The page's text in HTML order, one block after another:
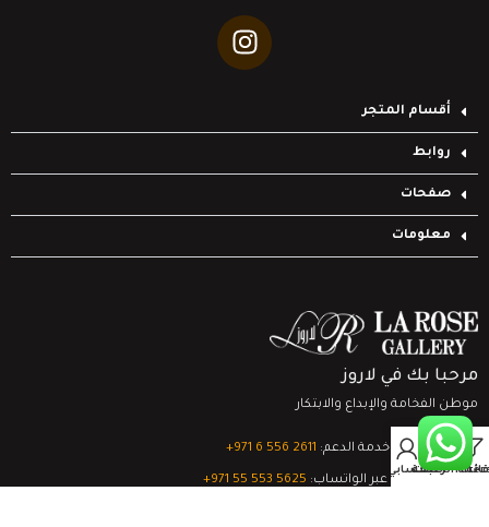
أقسام المتجر
روابط
صفحات
معلومات
مرحبا بك في لاروز
موطن الفخامة والإبداع والابتكار
تواصل مع خدمة الدعم: ‎+971 6 556 2611
الدعم الفني عبر الواتساب: ‎+971 55 553 5625
قائمة الرغبات
0
السلةحسابي